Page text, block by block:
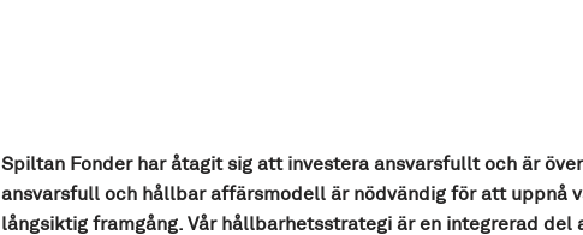
Spiltan Fonder har åtagit sig att investera ansvarsfullt och är
ansvarsfull och hållbar affärsmodell är nödvändig för att uppnå
långsiktig framgång. Vår hållbarhetsstrategi är en integrerad del